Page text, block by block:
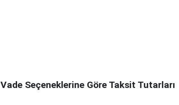
Vade Seçeneklerine Göre Taksit Tutarları